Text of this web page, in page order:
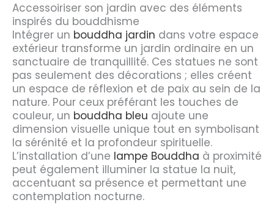
Accessoiriser son jardin avec des éléments
inspirés du bouddhisme
Intégrer un bouddha jardin dans votre espace
extérieur transforme un jardin ordinaire en un
sanctuaire de tranquillité. Ces statues ne sont
pas seulement des décorations ; elles créent
un espace de réflexion et de paix au sein de la
nature. Pour ceux préférant les touches de
couleur, un bouddha bleu ajoute une
dimension visuelle unique tout en symbolisant
la sérénité et la profondeur spirituelle.
L’installation d’une lampe Bouddha à proximité
peut également illuminer la statue la nuit,
accentuant sa présence et permettant une
contemplation nocturne.